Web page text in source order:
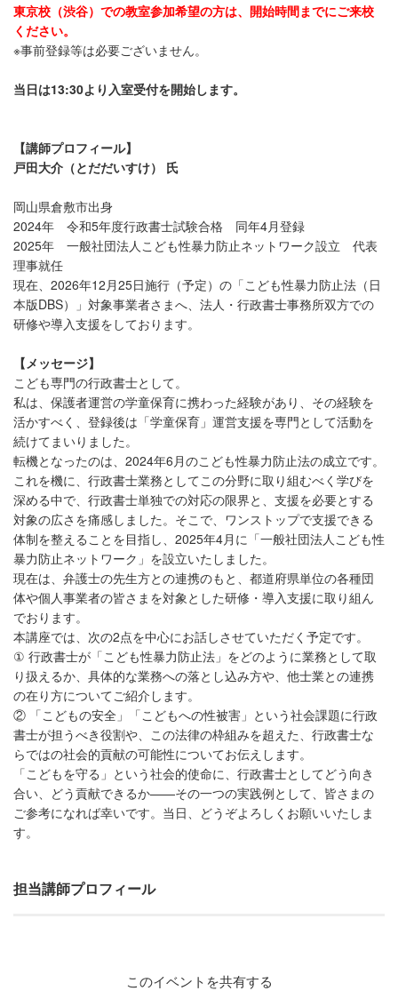
東京校（渋谷）での教室参加希望の方は、開始時間までにご来校
ください。
※事前登録等は必要ございません。
当日は13:30より入室受付を開始します。
【講師プロフィール】
戸田大介（とだだいすけ） 氏
岡山県倉敷市出身
2024年 令和5年度行政書士試験合格 同年4月登録
2025年 一般社団法人こども性暴力防止ネットワーク設立 代表
理事就任
現在、2026年12月25日施行（予定）の「こども性暴力防止法（日
本版DBS）」対象事業者さまへ、法人・行政書士事務所双方での
研修や導入支援をしております。
【メッセージ】
こども専門の行政書士として。
私は、保護者運営の学童保育に携わった経験があり、その経験を
活かすべく、登録後は「学童保育」運営支援を専門として活動を
続けてまいりました。
転機となったのは、2024年6月のこども性暴力防止法の成立です。
これを機に、行政書士業務としてこの分野に取り組むべく学びを
深める中で、行政書士単独での対応の限界と、支援を必要とする
対象の広さを痛感しました。そこで、ワンストップで支援できる
体制を整えることを目指し、2025年4月に「一般社団法人こども性
暴力防止ネットワーク」を設立いたしました。
現在は、弁護士の先生方との連携のもと、都道府県単位の各種団
体や個人事業者の皆さまを対象とした研修・導入支援に取り組ん
でおります。
本講座では、次の2点を中心にお話しさせていただく予定です。
① 行政書士が「こども性暴力防止法」をどのように業務として取
り扱えるか、具体的な業務への落とし込み方や、他士業との連携
の在り方についてご紹介します。
② 「こどもの安全」「こどもへの性被害」という社会課題に行政
書士が担うべき役割や、この法律の枠組みを超えた、行政書士な
らではの社会的貢献の可能性についてお伝えします。
「こどもを守る」という社会的使命に、行政書士としてどう向き
合い、どう貢献できるか——その一つの実践例として、皆さまの
ご参考になれば幸いです。当日、どうぞよろしくお願いいたしま
す。
担当講師プロフィール
このイベントを共有する